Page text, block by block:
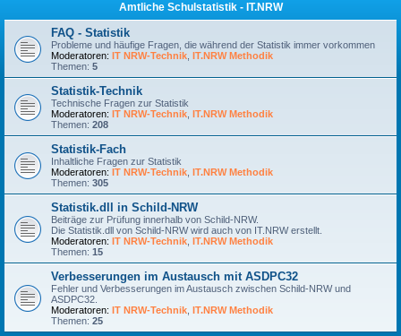
Amtliche Schulstatistik - IT.NRW
FAQ - Statistik
Probleme und häufige Fragen, die während der Statistik immer vorkommen
Moderatoren: IT NRW-Technik IT.NRW Methodik
Themen: 5
Statistik-Technik
Technische Fragen zur Statistik
Moderatoren: IT NRW-Technik IT.NRW Methodik
Themen: 208
Statistik-Fach
Inhaltliche Fragen zur Statistik
Moderatoren: IT NRW-Technik IT.NRW Methodik
Themen: 305
Statistik.dll in Schild-NRW
Beiträge zur Prüfung innerhalb von Schild-NRW.
Die Statistik.dll von Schild-NRW wird auch von IT.NRW erstellt.
Moderatoren: IT NRW-Technik IT.NRW Methodik
Themen: 15
Verbesserungen im Austausch mit ASDPC32
Fehler und Verbesserungen im Austausch zwischen Schild-NRW und
ASDPC32.
Moderatoren: IT NRW-Technik IT.NRW Methodik
Themen: 25